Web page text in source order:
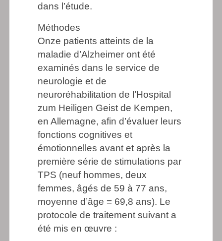
dans l’étude.
Méthodes
Onze patients atteints de la
maladie d’Alzheimer ont été
examinés dans le service de
neurologie et de
neuroréhabilitation de l’Hospital
zum Heiligen Geist de Kempen,
en Allemagne, afin d’évaluer leurs
fonctions cognitives et
émotionnelles avant et après la
première série de stimulations par
TPS (neuf hommes, deux
femmes, âgés de 59 à 77 ans,
moyenne d’âge = 69,8 ans). Le
protocole de traitement suivant a
été mis en œuvre :